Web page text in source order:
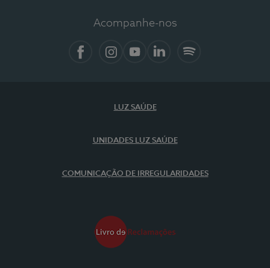
Acompanhe-nos
LUZ SAÚDE
UNIDADES LUZ SAÚDE
COMUNICAÇÃO DE IRREGULARIDADES